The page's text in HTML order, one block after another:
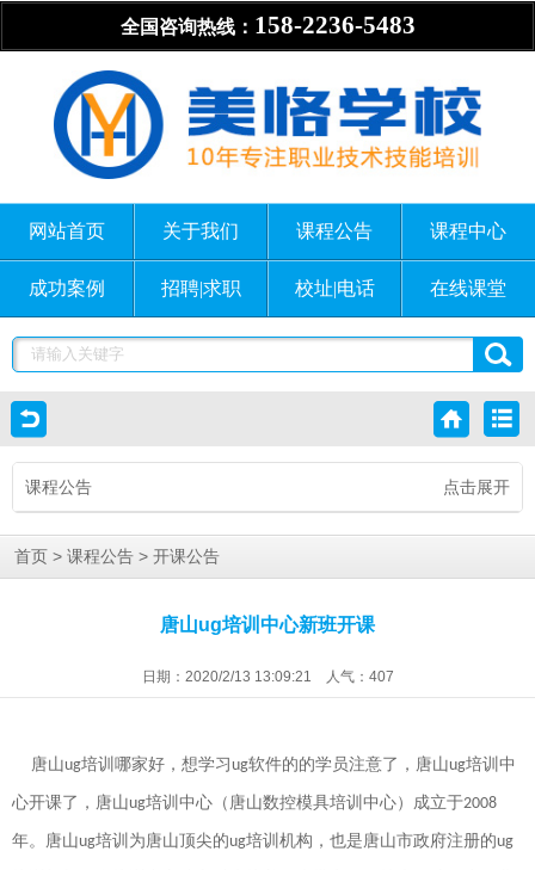
全国咨询热线： 158-2236-5483
网站首页 关于我们 课程公告 课程中心
成功案例 招聘|求职 校址|电话 在线课堂
点击展开
课程公告
首页 > 课程公告 > 开课公告
唐山ug培训中心新班开课
日期：2020/2/13 13:09:21 人气： 407
唐山ug培训哪家好，想学习 ug软件的的学员注意了，唐山ug培训中
心开课了，唐山ug培训中心（唐山数控模具培训中心）成立于2008
年。唐山ug培训为唐山顶尖的ug培训机构，也是唐山市政府注册的ug